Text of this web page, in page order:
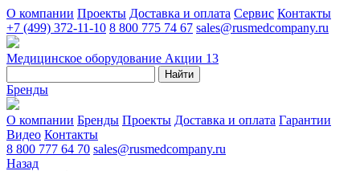
О компании Проекты Доставка и оплата Сервис Контакты
+7 (499) 372-11-10 8 800 775 74 67 sales@rusmedcompany.ru
Медицинское оборудование Акции 13
Найти
Бренды
О компании Бренды Проекты Доставка и оплата Гарантии
Видео Контакты
8 800 777 64 70 sales@rusmedcompany.ru
Назад